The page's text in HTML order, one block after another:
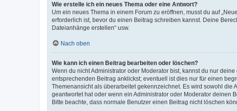
Wie erstelle ich ein neues Thema oder eine Antwort?
Um ein neues Thema in einem Forum zu eröffnen, musst du auf
erforderlich ist, bevor du einen Beitrag schreiben kannst. Deine
Dateianhänge erstellen“ usw.
Nach oben
Wie kann ich einen Beitrag bearbeiten oder löschen?
Wenn du nicht Administrator oder Moderator bist, kannst du nur
entsprechenden Beitrag anklickst; eventuell ist dies nur für einen
Themenansicht als überarbeitet gekennzeichnet. Es wird sowohl
geantwortet hat oder wenn ein Administrator oder Moderator deinen
Bitte beachte, dass normale Benutzer einen Beitrag nicht löschen